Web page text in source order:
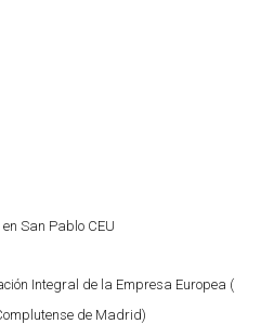
San Pablo CEU
Integral de la Empresa Europea (
de Madrid)